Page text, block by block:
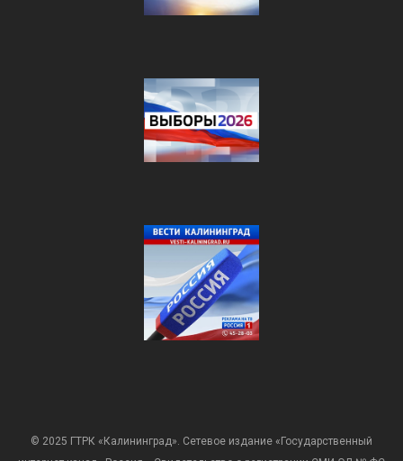
© 2025 ГТРК «Калининград». Сетевое издание «Государственный